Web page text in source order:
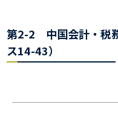
第2-2 中国会計・税
ス14-43）